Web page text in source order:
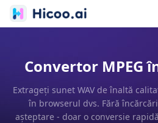
Convertor MPEG
Extrageți sunet WAV de înaltă
în browserul dvs. Fără
așteptare - doar o conversie